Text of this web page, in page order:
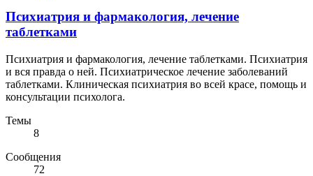
Психиатрия и фармакология, лечение
таблетками
Психиатрия и фармакология, лечение таблетками. Психиатрия
и вся правда о ней. Психиатрическое лечение заболеваний
таблетками. Клиническая психиатрия во всей красе, помощь и
консультации психолога.
Темы
8
Сообщения
72